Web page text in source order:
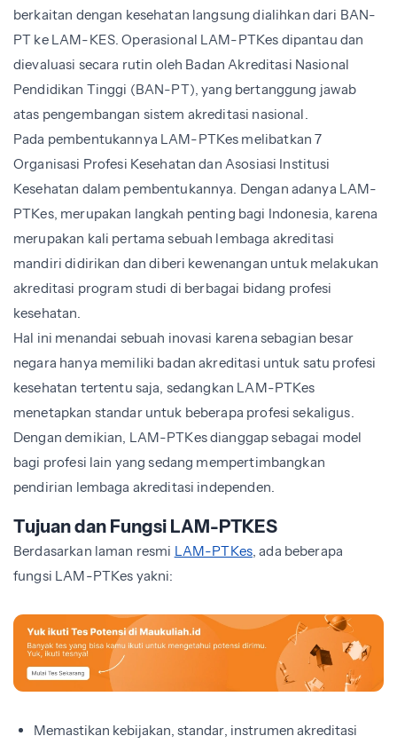
berkaitan dengan kesehatan langsung dialihkan dari BAN-
PT ke LAM-KES. Operasional LAM-PTKes dipantau dan
dievaluasi secara rutin oleh Badan Akreditasi Nasional
Pendidikan Tinggi (BAN-PT), yang bertanggung jawab
atas pengembangan sistem akreditasi nasional.
Pada pembentukannya LAM-PTKes melibatkan 7
Organisasi Profesi Kesehatan dan Asosiasi Institusi
Kesehatan dalam pembentukannya. Dengan adanya LAM-
PTKes, merupakan langkah penting bagi Indonesia, karena
merupakan kali pertama sebuah lembaga akreditasi
mandiri didirikan dan diberi kewenangan untuk melakukan
akreditasi program studi di berbagai bidang profesi
kesehatan.
Hal ini menandai sebuah inovasi karena sebagian besar
negara hanya memiliki badan akreditasi untuk satu profesi
kesehatan tertentu saja, sedangkan LAM-PTKes
menetapkan standar untuk beberapa profesi sekaligus.
Dengan demikian, LAM-PTKes dianggap sebagai model
bagi profesi lain yang sedang mempertimbangkan
pendirian lembaga akreditasi independen.
Tujuan dan Fungsi LAM-PTKES
Berdasarkan laman resmi LAM-PTKes, ada beberapa
fungsi LAM-PTKes yakni:
Memastikan kebijakan, standar, instrumen akreditasi